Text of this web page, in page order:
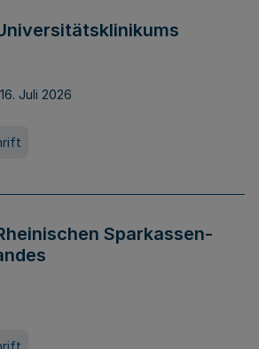
Juli 2026
Sparkassen-